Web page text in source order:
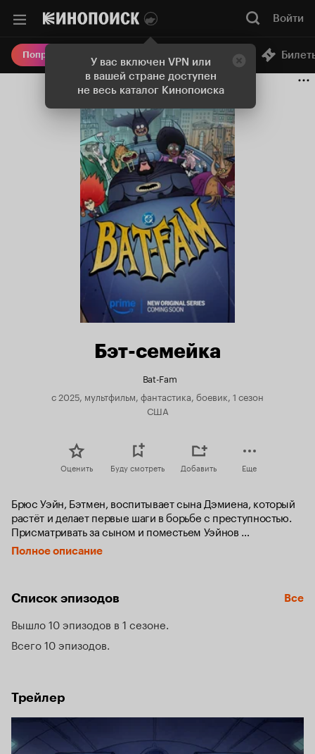
У вас включен VPN или
в вашей стране доступен
не весь каталог Кинопоиска
Войти
Попробовать Плюс Онлайн-кинотеатр
Бэт-семейка
Bat-Fam
с 2025, мультфильм, фантастика, боевик, 1 сезон
США
Оценить Буду смотреть Добавить Еще
Брюс Уэйн, Бэтмен, воспитывает сына Дэмиена, который
растёт и делает первые шаги в борьбе с преступностью.
Присматривать за сыном и поместьем Уэйнов
ему помогает давний друг семьи и верный
слуга — дворецкий Альфред Пенниуорт.
Полное описание
Список эпизодов Все
Вышло 10 эпизодов в 1 сезоне
Всего 10 эпизодов
Трейлер